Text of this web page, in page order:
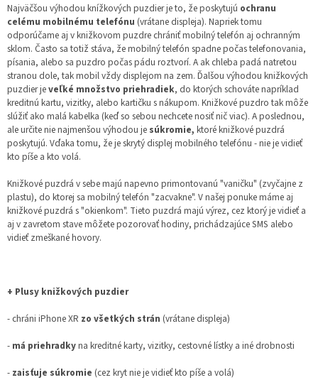
Najväčšou výhodou knížkových puzdier je to, že poskytujú ochranu
celému mobilnému telefónu (vrátane displeja). Napriek tomu
odporúčame aj v knižkovom puzdre chrániť mobilný telefón aj ochranným
sklom. Často sa totiž stáva, že mobilný telefón spadne počas telefonovania,
písania, alebo sa puzdro počas pádu roztvorí. A ak chleba padá natretou
stranou dole, tak mobil vždy displejom na zem. Ďalšou výhodou knižkových
puzdier jeveľké množstvo priehradiek, do ktorých schováte napríklad
kreditnú kartu, vizitky, alebo kartičku s nákupom. Knižkové puzdro tak môže
slúžiť ako malá kabelka (keď so sebou nechcete nosiť nič viac). A poslednou,
ale určite nie najmenšou výhodou je súkromie, ktoré knižkové puzdrá
poskytujú. Vďaka tomu, že je skrytý displej mobilného telefónu - nie je vidieť
kto píše a kto volá.
Knižkové puzdrá v sebe majú napevno primontovanú "vaničku" (zvyčajne z
plastu), do ktorej sa mobilný telefón "zacvakne". V našej ponuke máme aj
knižkové puzdrá s "okienkom". Tieto puzdrá majú výrez, cez ktorý je vidieť a
aj v zavretom stave môžete pozorovať hodiny, prichádzajúce SMS alebo
vidieť zmeškané hovory.
+ Plusy knižkových puzdier
- chráni iPhone XR zo všetkých strán (vrátane displeja)
- má priehradkyna kreditné karty, vizitky, cestovné lístky a iné drobnosti
- zaisťuje súkromie (cez kryt nie je vidieť kto píše a volá)